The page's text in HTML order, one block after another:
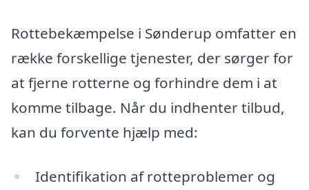
Rottebekæmpelse i Sønderup omfatter en
række forskellige tjenester, der sørger for
at fjerne rotterne og forhindre dem i at
komme tilbage. Når du indhenter tilbud,
kan du forvente hjælp med:
Identifikation af rotteproblemer og